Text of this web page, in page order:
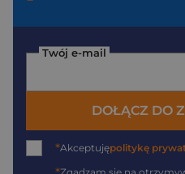
Twój e-mail
DOŁĄCZ DO
*Akceptujępolitykę